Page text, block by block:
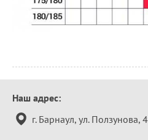
Контактная
информация
Наш адрес:
г. Барнаул, ул. Ползунова,